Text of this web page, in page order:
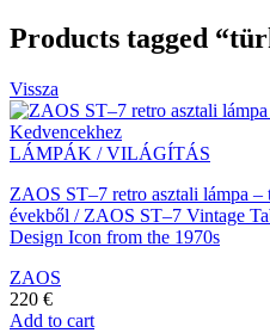
Products tagged
Vissza
Kedvencekhez
LÁMPÁK / VILÁGÍTÁS
ZAOS ST–7 retro asztali lámpa
évekből / ZAOS ST–7 Vintage
Design Icon from the 1970s
ZAOS
220 €
Add to cart